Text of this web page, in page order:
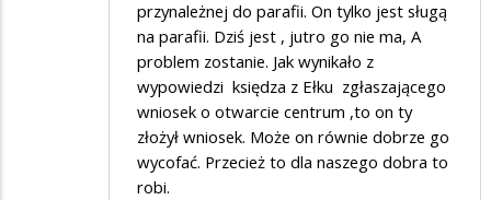
przynależnej do parafii. On tylko jest sługą
na parafii. Dziś jest , jutro go nie ma, A
problem zostanie. Jak wynikało z
wypowiedzi księdza z Ełku zgłaszającego
wniosek o otwarcie centrum ,to on ty
złożył wniosek. Może on równie dobrze go
wycofać. Przecież to dla naszego dobra to
robi.